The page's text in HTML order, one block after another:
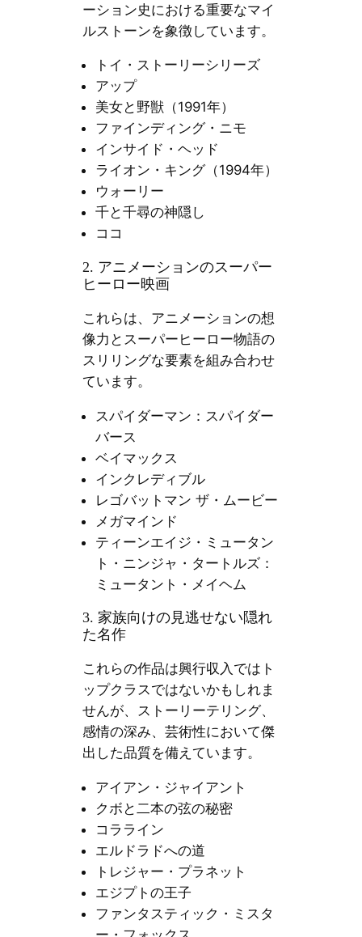
ーション史における重要なマイ
ルストーンを象徴しています。
トイ・ストーリーシリーズ
アップ
美女と野獣（1991年）
ファインディング・ニモ
インサイド・ヘッド
ライオン・キング（1994年）
ウォーリー
千と千尋の神隠し
ココ
2. アニメーションのスーパー
ヒーロー映画
これらは、アニメーションの想
像力とスーパーヒーロー物語の
スリリングな要素を組み合わせ
ています。
スパイダーマン：スパイダー
バース
ベイマックス
インクレディブル
レゴバットマン ザ・ムービー
メガマインド
ティーンエイジ・ミュータン
ト・ニンジャ・タートルズ：
ミュータント・メイヘム
3. 家族向けの見逃せない隠れ
た名作
これらの作品は興行収入ではト
ップクラスではないかもしれま
せんが、ストーリーテリング、
感情の深み、芸術性において傑
出した品質を備えています。
アイアン・ジャイアント
クボと二本の弦の秘密
コラライン
エルドラドへの道
トレジャー・プラネット
エジプトの王子
ファンタスティック・ミスタ